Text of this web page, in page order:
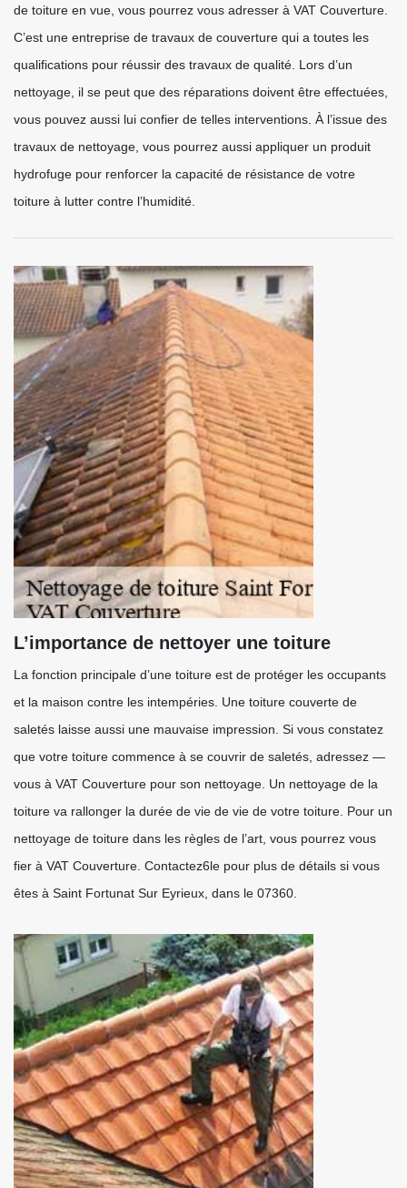
de toiture en vue, vous pourrez vous adresser à VAT Couverture.
C’est une entreprise de travaux de couverture qui a toutes les
qualifications pour réussir des travaux de qualité. Lors d’un
nettoyage, il se peut que des réparations doivent être effectuées,
vous pouvez aussi lui confier de telles interventions. À l’issue des
travaux de nettoyage, vous pourrez aussi appliquer un produit
hydrofuge pour renforcer la capacité de résistance de votre
toiture à lutter contre l’humidité.
L’importance de nettoyer une toiture
La fonction principale d’une toiture est de protéger les occupants
et la maison contre les intempéries. Une toiture couverte de
saletés laisse aussi une mauvaise impression. Si vous constatez
que votre toiture commence à se couvrir de saletés, adressez —
vous à VAT Couverture pour son nettoyage. Un nettoyage de la
toiture va rallonger la durée de vie de vie de votre toiture. Pour un
nettoyage de toiture dans les règles de l’art, vous pourrez vous
fier à VAT Couverture. Contactez6le pour plus de détails si vous
êtes à Saint Fortunat Sur Eyrieux, dans le 07360.